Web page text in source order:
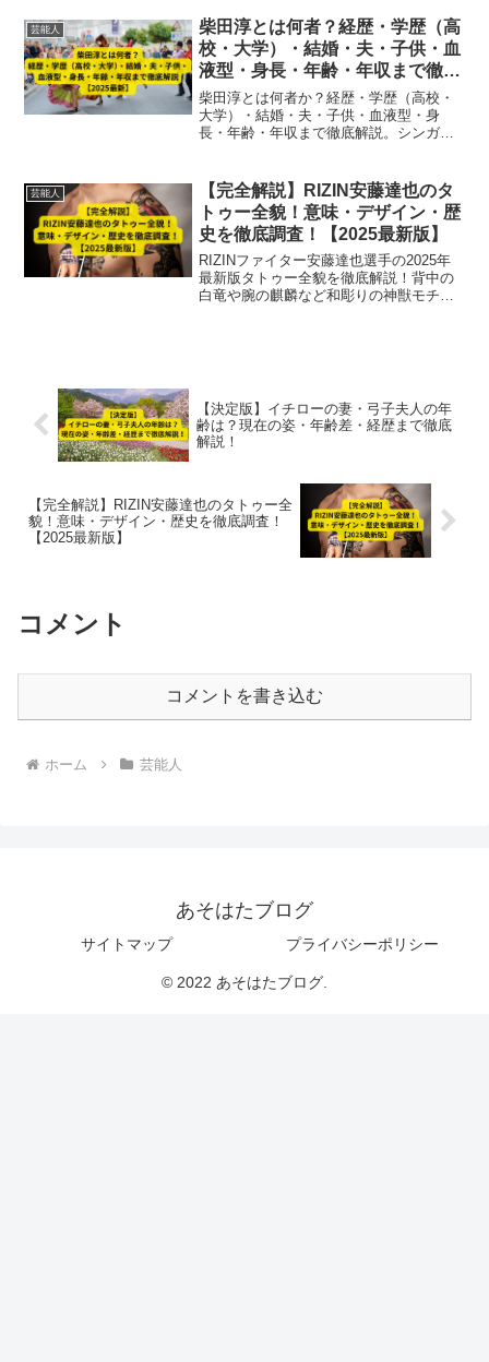
芸能人
柴田淳とは何者？経歴・学歴（高
校・大学）・結婚・夫・子供・血
液型・身長・年齢・年収まで徹底
解説【2025最新】
柴田淳とは何者か？経歴・学歴（高校・
大学）・結婚・夫・子供・血液型・身
長・年齢・年収まで徹底解説。シンガー
2025年最新情報を網羅
芸能人
【完全解説】RIZIN安藤達也のタ
トゥー全貌！意味・デザイン・歴
史を徹底調査！【2025最新版】
RIZINファイター安藤達也選手の2025年
最新版タトゥー全貌を徹底解説！背中の
白竜や腕の麒麟など和彫りの神獣モチー
【決定版】イチローの妻・弓子夫人の年
齢は？現在の姿・年齢差・経歴まで徹底
解説！
【完全解説】RIZIN安藤達也のタトゥー全
貌！意味・デザイン・歴史を徹底調査！
【2025最新版】
コメント
コメントを書き込む
ホーム 芸能人
あそはたブログ
サイトマップ プライバシーポリシー
© 2022 あそはたブログ.